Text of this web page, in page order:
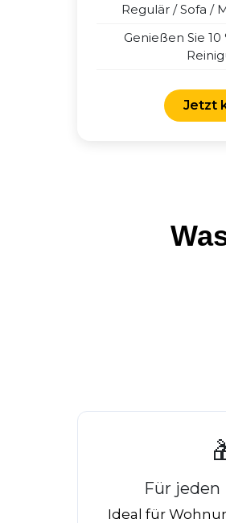
Regulär / Sofa /
Genießen Sie
Jetzt
Für jeden
Ideal für